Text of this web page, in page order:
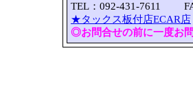
TEL：092-431-7611
★タックス板付店ECAR店
◎お問合せの前に一度お